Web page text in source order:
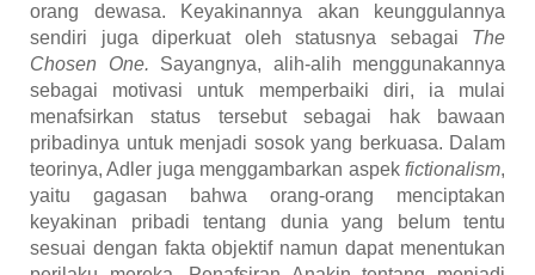
orang dewasa. Keyakinannya akan keunggulannya
sendiri juga diperkuat oleh statusnya sebagai The
Chosen One. Sayangnya, alih-alih menggunakannya
sebagai motivasi untuk memperbaiki diri, ia mulai
menafsirkan status tersebut sebagai hak bawaan
pribadinya untuk menjadi sosok yang berkuasa. Dalam
teorinya, Adler juga menggambarkan aspek fictionalism,
yaitu gagasan bahwa orang-orang menciptakan
keyakinan pribadi tentang dunia yang belum tentu
sesuai dengan fakta objektif namun dapat menentukan